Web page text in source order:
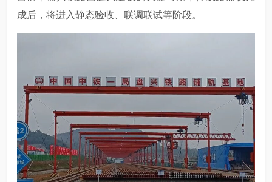
成后，将进入静态验收、联调联试等阶段。